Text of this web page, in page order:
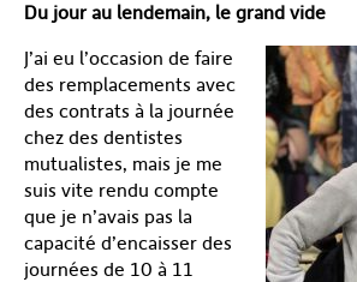
Du jour au lendemain, le grand vide
J’ai eu l’occasion de faire
des remplacements avec
des contrats à la journée
chez des dentistes
mutualistes, mais je me
suis vite rendu compte
que je n’avais pas la
capacité d’encaisser des
journées de 10 à 11